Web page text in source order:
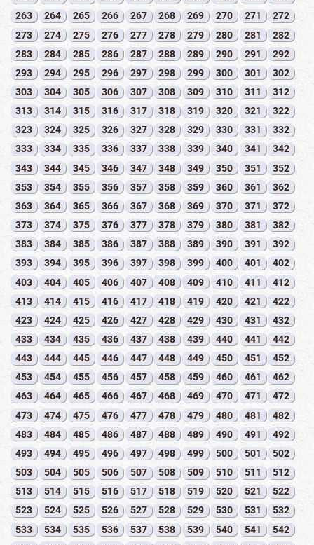
263
264 265 266 267 268 269 270 271
272
273
274 275 276 277 278 279 280 281
282
283
284 285 286 287 288 289 290 291
292
293
294 295 296 297 298 299 300 301
302
303
304 305 306 307 308 309 310 311
312
313
314 315 316 317 318 319 320 321
322
323
324 325 326 327 328 329 330 331
332
333
334 335 336 337 338 339 340 341
342
343
344 345 346 347 348 349 350 351
352
353
354 355 356 357 358 359 360 361
362
363
364 365 366 367 368 369 370 371
372
373
374 375 376 377 378 379 380 381
382
383
384 385 386 387 388 389 390 391
392
393
394 395 396 397 398 399 400 401
402
403
404 405 406 407 408 409 410 411
412
413
414 415 416 417 418 419 420 421
422
423
424 425 426 427 428 429 430 431
432
433
434 435 436 437 438 439 440 441
442
443
444 445 446 447 448 449 450 451
452
453
454 455 456 457 458 459 460 461
462
463
464 465 466 467 468 469 470 471
472
473
474 475 476 477 478 479 480 481
482
483
484 485 486 487 488 489 490 491
492
493
494 495 496 497 498 499 500 501
502
503
504 505 506 507 508 509 510 511
512
513
514 515 516 517 518 519 520 521
522
523
524 525 526 527 528 529 530 531
532
533
534 535 536 537 538 539 540 541
542